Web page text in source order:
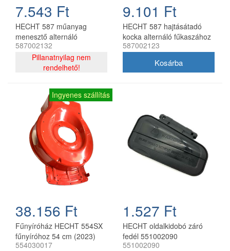
7.543 Ft
HECHT 587 műanyag
menesztő alternáló
fűkaszához
587002132
Pillanatnyilag nem
rendelhető!
9.101 Ft
HECHT 587 hajtásátadó
kocka alternáló fűkaszához
587002123
Ingyenes szállítás
38.156 Ft
Fűnyíróház HECHT 554SX
fűnyíróhoz 54 cm (2023)
554030017
1.527 Ft
HECHT oldalkidobó záró
fedél 551002090
551002090